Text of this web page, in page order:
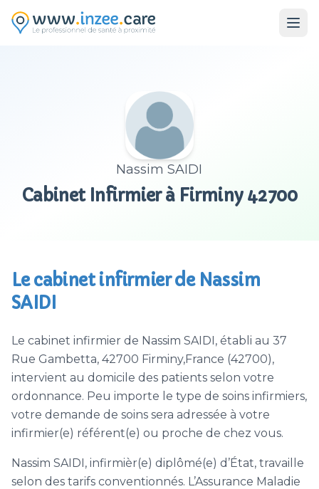
Nassim SAIDI
Cabinet Infirmier à Firminy 42700
Le cabinet infirmier de Nassim
SAIDI
Le cabinet infirmier de Nassim SAIDI, établi au 37
Rue Gambetta, 42700 Firminy,France (42700),
intervient au domicile des patients selon votre
ordonnance. Peu importe le type de soins infirmiers,
votre demande de soins sera adressée à votre
infirmier(e) référent(e) ou proche de chez vous.
Nassim SAIDI, infirmièr(e) diplômé(e) d’État, travaille
selon des tarifs conventionnés. L’Assurance Maladie